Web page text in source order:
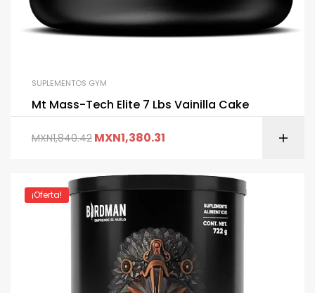
SUPLEMENTOS GYM
Mt Mass-Tech Elite 7 Lbs Vainilla Cake
MXN1,840.42 MXN1,380.31
¡Oferta!